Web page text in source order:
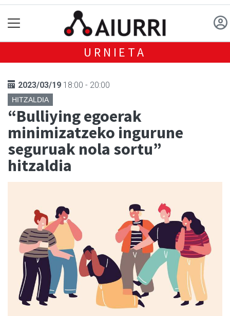
URNIETA
2023/03/19 18:00 - 20:00
HITZALDIA
“Bulliying egoerak
minimizatzeko ingurune
seguruak nola sortu”
hitzaldia